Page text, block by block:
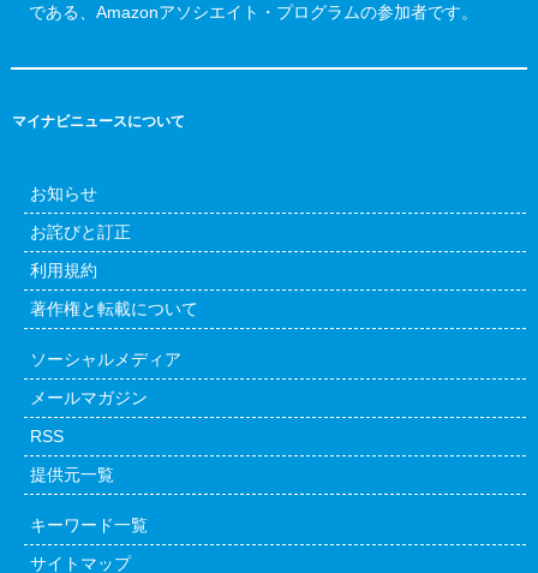
である、Amazonアソシエイト・プログラムの参加者です。
マイナビニュースについて
お知らせ
お詫びと訂正
利用規約
著作権と転載について
ソーシャルメディア
メールマガジン
RSS
提供元一覧
キーワード一覧
サイトマップ